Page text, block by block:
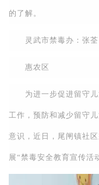
的了解。
灵武市禁毒办：张荃
惠农区
为进一步促进留守儿
工作，预防和减少留守
意识，近日，尾闸镇社
展“禁毒安全教育宣传活